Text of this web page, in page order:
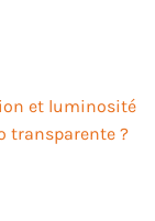
et luminosité
transparente ?